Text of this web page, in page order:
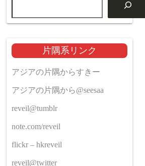
片隅系リンク
アジアの片隅からすきー
アジアの片隅から@seesaa
reveil@tumblr
note.com/reveil
flickr – hkreveil
reveil@twitter